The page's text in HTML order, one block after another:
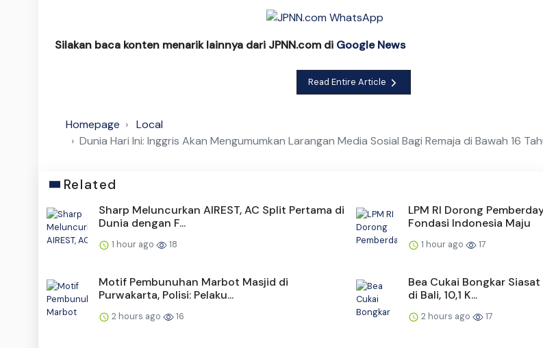
Silakan baca konten menarik lainnya dari JPNN.com di Google News
Read Entire Article
Homepage
Local
Dunia Hari Ini: Inggris Akan Mengumumkan Larangan Media Sosial Bagi Remaja di Bawah 16
Related
Sharp Meluncurkan AIREST, AC Split Pertama di
Dunia dengan F...
1 hour ago 18
LPM RI Dorong
Fondasi Indonesia Maju
1 hour ago 17
Motif Pembunuhan Marbot Masjid di
Purwakarta, Polisi: Pelaku...
2 hours ago 16
Bea Cukai Bongkar
di Bali, 10,1 K...
2 hours ago 17